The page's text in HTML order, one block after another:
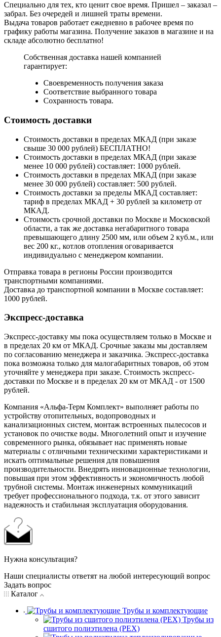
Специально для тех, кто ценит свое время. Пришел – заказал –
забрал. Без очередей и лишней траты времени.
Выдача товаров работает ежедневно в рабочее время по
графику работы магазина. Получение заказов в магазине и на
складе абсолютно бесплатно!
Собственная доставка нашей компанией
гарантирует:
Своевременность получения заказа
Соответствие выбранного товара
Сохранность товара.
Стоимость доставки
Стоимость доставки в пределах МКАД (при заказе
свыше 30 000 рублей) БЕСПЛАТНО!
Стоимость доставки в пределах МКАД (при заказе
менее 10 000 рублей) составляет: 1000 рублей.
Стоимость доставки в пределах МКАД (при заказе
менее 30 000 рублей) составляет: 500 рублей.
Стоимость доставки за пределы МКАД составляет:
тариф в пределах МКАД + 30 рублей за километр от
МКАД.
Стоимость срочной доставки по Москве и Московской
области, а так же доставка негабаритного товара
превышающего длину 2500 мм, или объем 2 куб.м., или
вес 200 кг., котлов отопления оговаривается
индивидуально с менеджером компании.
Отправка товара в регионы России производится
транспортными компаниями.
Доставка до транспортной компании в Москве составляет:
1000 рублей.
Экспресс-доставка
Экспресс-доставку мы пока осуществляем только в Москве и
в пределах 20 км от МКАД. Срочные заказы мы доставляем
по согласованию менеджера и заказчика. Экспресс-доставка
пока возможна только для малогабаритных товаров, об этом
уточняйте у менеджера при заказе. Стоимость экспресс-
доставки по Москве и в пределах 20 км от МКАД - от 1500
рублей.
Компания «Альфа-Терм Комплект» выполняет работы по
устройству отопительных, водопроводных и
канализационных систем, монтаж встроенных пылесосов и
установок по очистке воды. Многолетний опыт и изучение
современного рынка, обязывает нас применять новые
материалы с отличными техническими характеристиками и
искать оптимальные решения для повышения
производительности. Внедрять инновационные технологии,
повышая при этом эффективность и экономичность любой
трубной системы. Монтаж инженерных коммуникаций
требует профессионального подхода, т.к. от этого зависит
надежность и стабильная эксплуатация оборудования.
Нужна консультация?
Наши специалисты ответят на любой интересующий вопрос
Задать вопрос
Каталог
Трубы и комплектующие
Трубы из
сшитого полиэтилена (PEX)